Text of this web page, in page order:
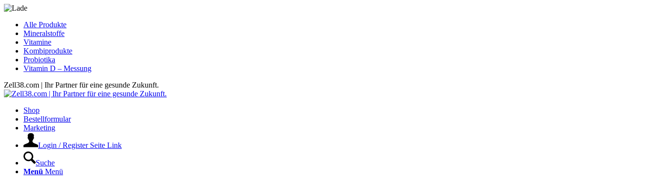
Alle Produkte
Mineralstoffe
Vitamine
Kombiprodukte
Probiotika
Vitamin D – Messung
Zell38.com | Ihr Partner für eine gesunde Zukunft.
Shop
Bestellformular
Marketing
Login / Register Seite Link
Suche
Menü Menü